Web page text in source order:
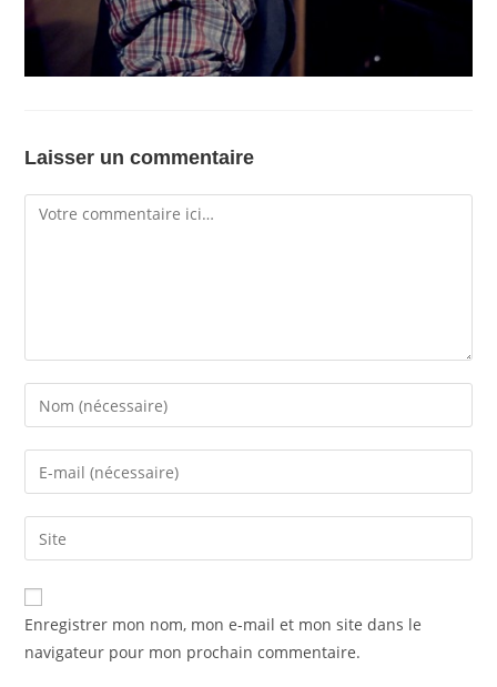
Laisser un commentaire
Enregistrer mon nom, mon e-mail et mon site dans le
navigateur pour mon prochain commentaire.